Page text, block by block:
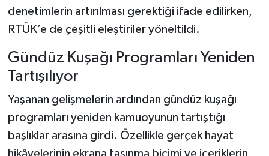
denetimlerin artırılması gerektiği ifade edilirken,
RTÜK’e de çeşitli eleştiriler yöneltildi.
Gündüz Kuşağı Programları Yeniden
Tartışılıyor
Yaşanan gelişmelerin ardından gündüz kuşağı
programları yeniden kamuoyunun tartıştığı
başlıklar arasına girdi. Özellikle gerçek hayat